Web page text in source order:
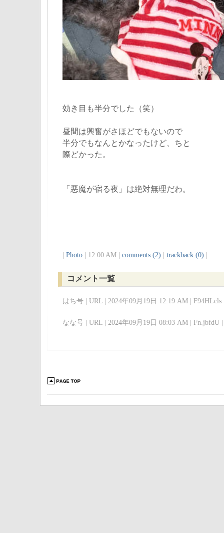
効き目も半分でした（笑）
昼間は興奮がさほどでもないので
半分でもなんとかなったけど、ちと
際どかった。
「悪魔が宿る夜」は絶対無理だわ。
Photo | 12:00 AM | comments (2) trackback (0)
コメント一覧
はち号 | URL | 2024年09月19日 12:19 AM | F94HLcls
なな号 | URL | 2024年09月19日 08:03 AM | Fn.jbfdU |